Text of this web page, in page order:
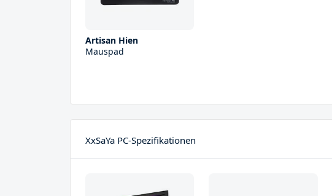
Artisan Hien
Mauspad
XxSaYa PC-Spezifikationen